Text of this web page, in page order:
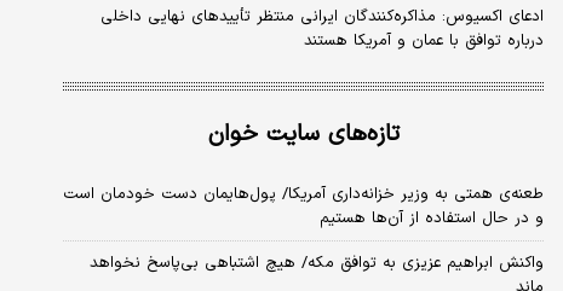
ادعای اکسیوس: مذاکره‌کنندگان ایرانی منتظر تأییدهای نهایی داخلی
درباره توافق با عمان و آمریکا هستند
تازه‌های سایت خوان
طعنه‌ی‌ همتی به وزیر خزانه‌داری آمریکا/ پول‌هایمان دست خودمان است
و در حال استفاده از آن‌ها هستیم
واکنش ابراهیم عزیزی به توافق مکه/ هیچ اشتباهی بی‌پاسخ نخواهد